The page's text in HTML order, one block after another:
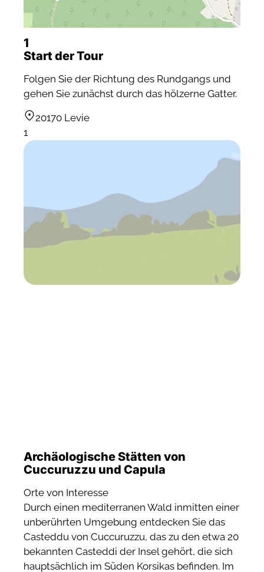
1
Start der Tour
Folgen Sie der Richtung des Rundgangs und
gehen Sie zunächst durch das hölzerne Gatter.
20170 Levie
1
Archäologische Stätten von
Cuccuruzzu und Capula
Orte von Interesse
Durch einen mediterranen Wald inmitten einer
unberührten Umgebung entdecken Sie das
Casteddu von Cuccuruzzu, das zu den etwa 20
bekannten Casteddi der Insel gehört, die sich
hauptsächlich im Süden Korsikas befinden. Im